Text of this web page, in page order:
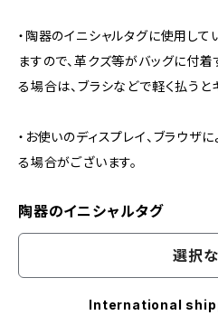
・陶器のイニシャルタグに使用し
ますので、革クズ等がバッグに付
る場合は、ブラシなどで軽く払うと
・お使いのディスプレイ、ブラウザ
る場合がございます。
陶器のイニシャルタグ
選択
International